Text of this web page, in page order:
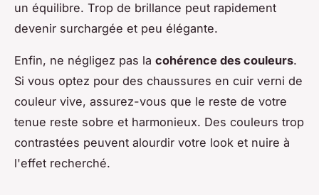
un équilibre. Trop de brillance peut rapidement
devenir surchargée et peu élégante.
Enfin, ne négligez pas la cohérence des couleurs.
Si vous optez pour des chaussures en cuir verni de
couleur vive, assurez-vous que le reste de votre
tenue reste sobre et harmonieux. Des couleurs trop
contrastées peuvent alourdir votre look et nuire à
l'effet recherché.